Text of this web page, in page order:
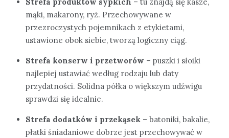
mąki, makarony, ryż. Przechowywane w
przezroczystych pojemnikach z etykietami,
ustawione obok siebie, tworzą logiczny ciąg.
Strefa konserw i przetworów – puszki i słoiki
najlepiej ustawiać według rodzaju lub daty
przydatności. Solidna półka o większym udźwigu
sprawdzi się idealnie.
Strefa dodatków i przekąsek – batoniki, bakalie,
płatki śniadaniowe dobrze jest przechowywać w